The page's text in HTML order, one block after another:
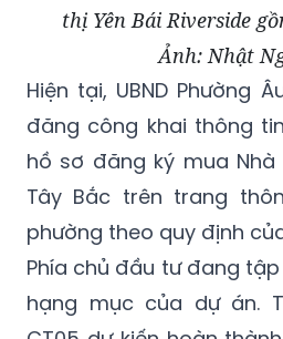
thị Yên Bái Riverside
Ảnh: Nhật
Hiện tại, UBND Phường
đăng công khai thông
hồ sơ đăng ký mua Nhà
Tây Bắc trên trang
phường theo quy định
Phía chủ đầu tư đang
hạng mục của dự án.